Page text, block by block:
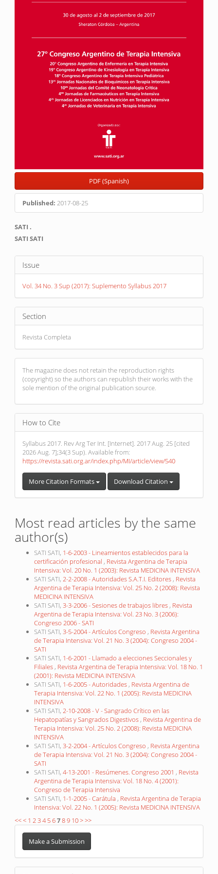
PDF (Spanish)
Published: 2017-08-25
Main
Article
Content
SATI .
SATI SATI
Article
Details
Issue
Vol. 34 No. 3 Sup (2017): Suplemento Syllabus 2017
Section
Revista Completa
The magazine does not retain the reproduction rights
(copyright) so the authors can republish their works with the
sole mention of the original publication source.
How to Cite
Syllabus 2017. Rev Arg Ter Int. [Internet]. 2017 Aug. 25 [cited
2026 Aug. 7];34(3 Sup). Available from:
https://revista.sati.org.ar/index.php/MI/article/view/540
More Citation Formats Download Citation
Most read articles by the same
author(s)
SATI SATI, 1-6-2003 - Lineamientos establecidos para la
certificación profesional , Revista Argentina de Terapia
Intensiva: Vol. 20 No. 1 (2003): Revista MEDICINA INTENSIVA
SATI SATI, 2-2-2008 - Autoridades S.A.T.I. Editores , Revista
Argentina de Terapia Intensiva: Vol. 25 No. 2 (2008): Revista
MEDICINA INTENSIVA
SATI SATI, 3-3-2006 - Sesiones de trabajos libres , Revista
Argentina de Terapia Intensiva: Vol. 23 No. 3 (2006):
Congreso 2006 - SATI
SATI SATI, 3-5-2004 - Artículos Congreso , Revista Argentina
de Terapia Intensiva: Vol. 21 No. 3 (2004): Congreso 2004 -
SATI
SATI SATI, 1-6-2001 - Llamado a elecciones Seccionales y
Filiales , Revista Argentina de Terapia Intensiva: Vol. 18 No. 1
(2001): Revista MEDICINA INTENSIVA
SATI SATI, 1-6-2005 - Autoridades , Revista Argentina de
Terapia Intensiva: Vol. 22 No. 1 (2005): Revista MEDICINA
INTENSIVA
SATI SATI, 2-10-2008 - V - Sangrado Crítico en las
Hepatopatías y Sangrados Digestivos , Revista Argentina de
Terapia Intensiva: Vol. 25 No. 2 (2008): Revista MEDICINA
INTENSIVA
SATI SATI, 3-2-2004 - Artículos Congreso , Revista Argentina
de Terapia Intensiva: Vol. 21 No. 3 (2004): Congreso 2004 -
SATI
SATI SATI, 4-13-2001 - Resúmenes. Congreso 2001 , Revista
Argentina de Terapia Intensiva: Vol. 18 No. 4 (2001):
Congreso de Terapia Intensiva
SATI SATI, 1-1-2005 - Carátula , Revista Argentina de Terapia
Intensiva: Vol. 22 No. 1 (2005): Revista MEDICINA INTENSIVA
<<< 1 234 56789 10>>>
Make
Submission
Make a Submission